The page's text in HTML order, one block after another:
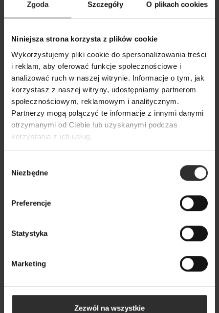
Zgoda Szczegóły O plikach cookies
Niniejsza strona korzysta z plików cookie
Wykorzystujemy pliki cookie do spersonalizowania treści
i reklam, aby oferować funkcje społecznościowe i
analizować ruch w naszej witrynie. Informacje o tym, jak
korzystasz z naszej witryny, udostępniamy partnerom
społecznościowym, reklamowym i analitycznym.
Partnerzy mogą połączyć te informacje z innymi danymi
otrzymanymi od Ciebie lub uzyskanymi podczas
korzystania z ich usług.
zgody
Niezbędne
Preferencje
Statystyka
Marketing
Zezwól na wszystkie
Brązowe Spodnie damskie z wysokim stanem i
węższymi nogawkami George Brown